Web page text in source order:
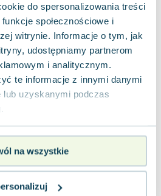
do spersonalizowania treści
społecznościowe i
witrynie. Informacje o tym, jak
udostępniamy partnerom
i analitycznym.
te informacje z innymi danymi
uzyskanymi podczas
na wszystkie
książce i wygraj
najlepsze opinie i
w tym miesiącu
zł